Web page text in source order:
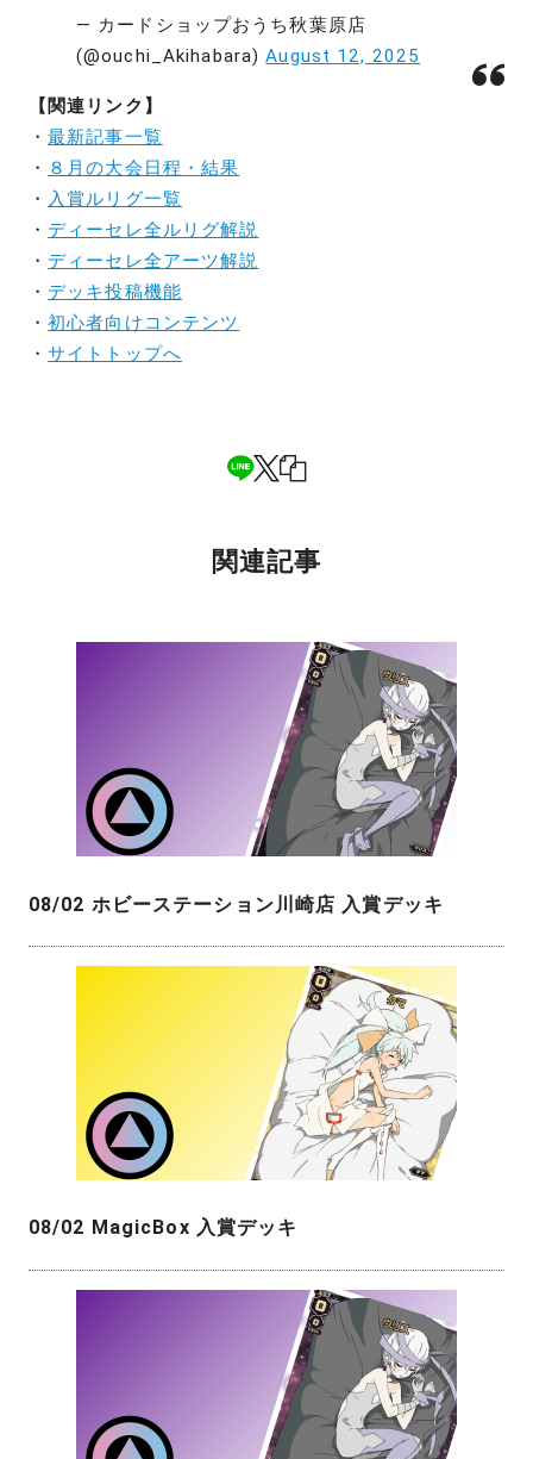
— カードショップおうち秋葉原店
(@ouchi_Akihabara)August 12, 2025
【関連リンク】
・最新記事一覧
・ ８月の大会日程・結果
・ 入賞ルリグ一覧
・ ディーセレ全ルリグ解説
・ ディーセレ全アーツ解説
・ デッキ投稿機能
・初心者向けコンテンツ
・サイトトップへ
関連記事
08/02 ホビーステーション川崎店 入賞デッキ
08/02 MagicBox 入賞デッキ